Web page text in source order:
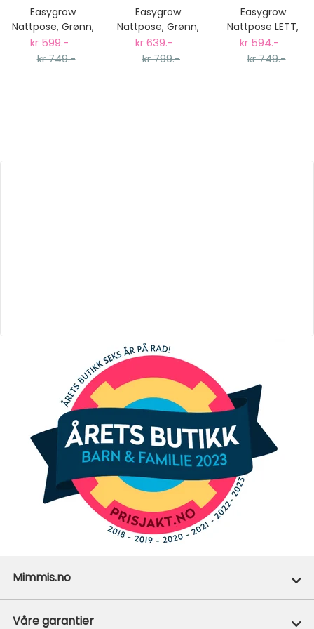
Easygrow
Nattpose, Grønn,
3-18mnd
kr 599.-
kr 749.-
Easygrow
Nattpose, Grønn,
12-36mnd
kr 639.-
kr 799.-
Easygrow
Nattpose LETT,
12-36mnd,
Knopp Stone
kr 594.-
kr 749.-
Mimmis.no
Ofte stilte spørsmål
Våre garantier